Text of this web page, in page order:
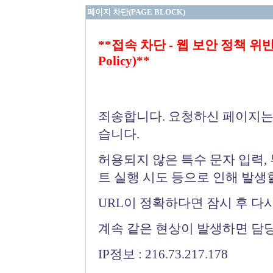
페이지 차단(PAGE BLOCK)
**접속 차단 - 웹 보안 정책 위
Policy)**
죄송합니다. 요청하신 페이지
습니다.
허용되지 않은 특수 문자 입력
트 실행 시도 등으로 인해 발생
URL이 정확하다면 잠시 후 다
계속 같은 현상이 발생하면 담
IP정보 : 216.73.217.178